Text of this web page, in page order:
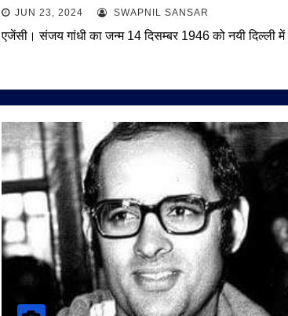
JUN 23, 2024 SWAPNIL SANSAR
एजेंसी। संजय गांधी का जन्म 14 दिसम्बर 1946 को नयी दिल्ली